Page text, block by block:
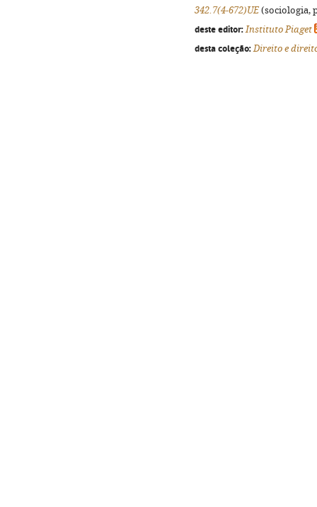
342.7(4-672)UE(sociologia,
deste editor: Instituto Piaget
desta coleção: Direito e